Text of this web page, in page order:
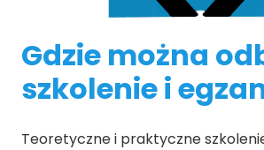
Gdzie można
szkolenie i
Teoretyczne i praktyczne